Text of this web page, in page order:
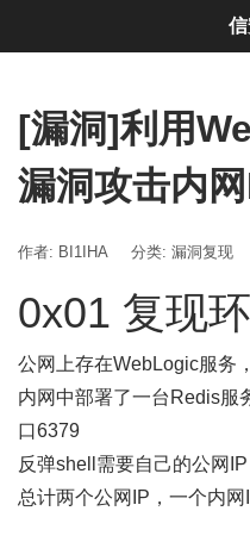
[漏洞]利用
漏洞攻击内
作者: BI1IHA 分类: 漏洞复现
0x01 复现
公网上存在WebLogic服务
内网中部署了一台Redis服
口6379
反弹shell需要自己的公网IP
总计两个公网IP，一个内网